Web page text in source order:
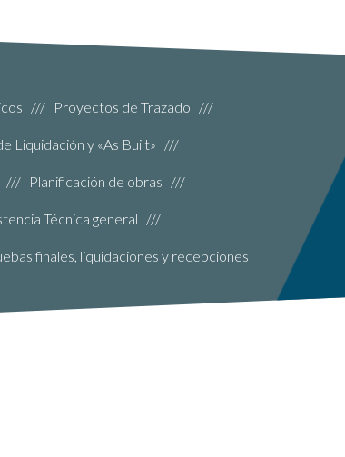
/// Proyectos de Trazado ///
Liquidación y «As Built» ///
/// Planificación de obras ///
Técnica general ///
finales, liquidaciones y recepciones